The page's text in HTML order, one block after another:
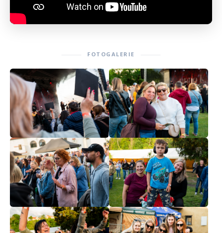
FOTOGALERIE